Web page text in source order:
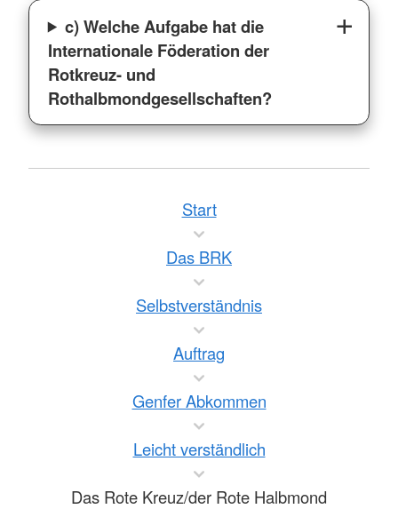
c) Welche Aufgabe hat die
Internationale Föderation der
Rotkreuz- und
Rothalbmondgesellschaften?
Start
Das BRK
Selbstverständnis
Auftrag
Genfer Abkommen
Leicht verständlich
Das Rote Kreuz/der Rote Halbmond